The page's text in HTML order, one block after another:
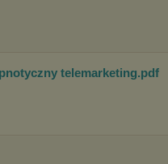
telemarketing.pdf